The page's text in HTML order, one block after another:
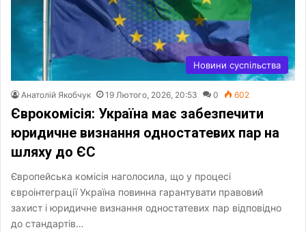
Новини суспільства
Анатолій Якобчук 19 Лютого, 2026, 20:53 0 602
Єврокомісія: Україна має забезпечити
юридичне визнання одностатевих пар на
шляху до ЄС
Європейська комісія наголосила, що у процесі
євроінтеграції Україна повинна гарантувати правовий
захист і юридичне визнання одностатевих пар відповідно
до стандартів…